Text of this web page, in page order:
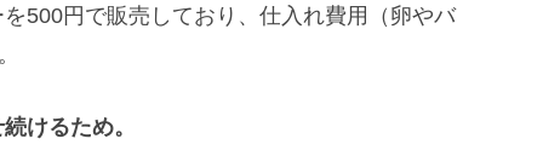
500円で販売しており、仕入れ費用（卵やバ
けるため。